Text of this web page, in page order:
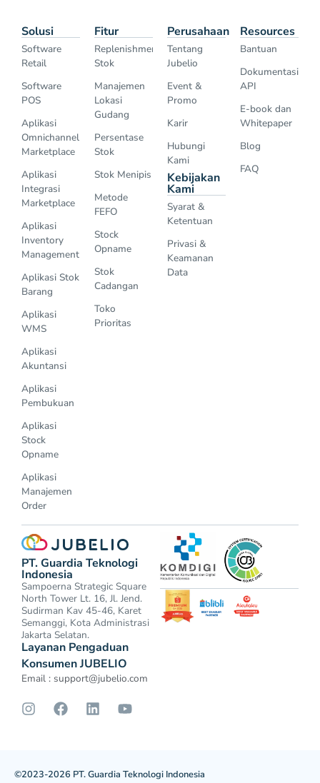
Solusi
Software
Retail
Software
POS
Aplikasi
Omnichannel
Marketplace
Aplikasi
Integrasi
Marketplace
Aplikasi
Inventory
Management
Aplikasi Stok
Barang
Aplikasi
WMS
Aplikasi
Akuntansi
Aplikasi
Pembukuan
Aplikasi
Stock
Opname
Aplikasi
Manajemen
Order
Fitur
Replenishment
Stok
Manajemen
Lokasi
Gudang
Persentase
Stok
Stok Menipis
Metode
FEFO
Stock
Opname
Stok
Cadangan
Toko
Prioritas
Perusahaan
Tentang
Jubelio
Event &
Promo
Karir
Hubungi
Kami
Kebijakan
Kami
Syarat &
Ketentuan
Privasi &
Keamanan
Data
Resources
Bantuan
Dokumentasi
API
E-book dan
Whitepaper
Blog
FAQ
PT. Guardia Teknologi
Indonesia
Sampoerna Strategic Square
North Tower Lt. 16, Jl. Jend.
Sudirman Kav 45-46, Karet
Semanggi, Kota Administrasi
Jakarta Selatan.
Layanan Pengaduan
Konsumen JUBELIO
Email : support@jubelio.com
©2023-2026 PT. Guardia Teknologi Indonesia